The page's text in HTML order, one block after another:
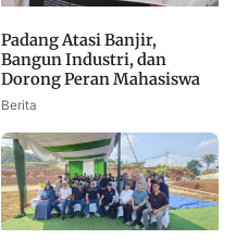
Padang Atasi Banjir,
Bangun Industri, dan
Dorong Peran Mahasiswa
Berita